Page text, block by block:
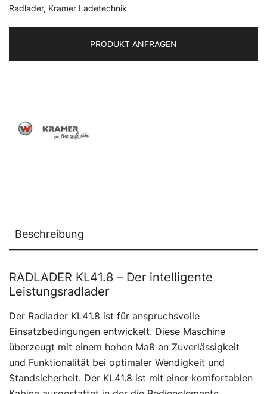
Radlader, Kramer Ladetechnik
PRODUKT ANFRAGEN
Beschreibung
RADLADER KL41.8 – Der intelligente
Leistungsradlader
Der Radlader KL41.8 ist für anspruchsvolle
Einsatzbedingungen entwickelt. Diese Maschine
überzeugt mit einem hohen Maß an Zuverlässigkeit
und Funktionalität bei optimaler Wendigkeit und
Standsicherheit. Der KL41.8 ist mit einer komfortablen